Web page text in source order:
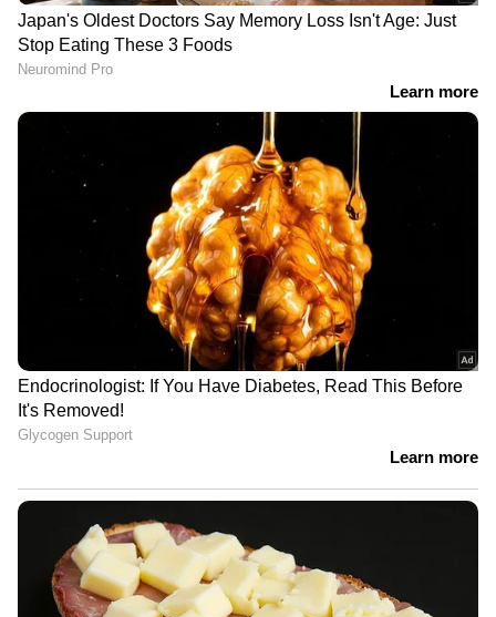
തൃക്കാക്കരയിൽ ഇടത് സ്ഥാനാർഥിക്ക്
വലിയ സ്വീകാര്യത കിട്ടിയിട്ടുണ്ട്.
പ്രതിപക്ഷത്തിൻ്രെ പ്രതികരണം
കാണുമ്പോൾ അക്കാര്യം വളരെ
വ്യക്തമാണ് - പി.രാജീവ്
വിശ്വാസികളുടെ വോട്ട് നിർണ്ണായകമായിരിക്കെ
'ഷിജിലിന്റെ കുടുംബം
ആവശ്യപ്പെടുന്ന 10
തെരച്ചിലിൽ ഉൾപ്പെടുത്തും'